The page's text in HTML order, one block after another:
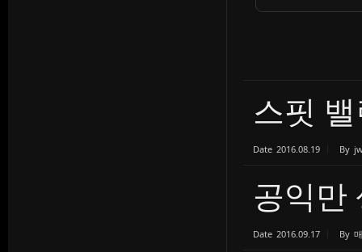
스핏
Date 2016.08.19 By
공익만
Date 2016.09.17 By